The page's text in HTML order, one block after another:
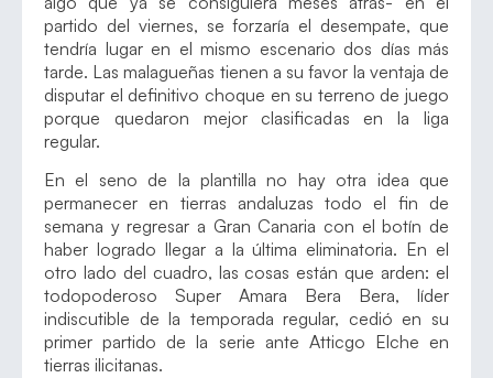
partido del viernes, se forzaría el desempate, que
tendría lugar en el mismo escenario dos días más
tarde. Las malagueñas tienen a su favor la ventaja de
disputar el definitivo choque en su terreno de juego
porque quedaron mejor clasificadas en la liga
regular.
En el seno de la plantilla no hay otra idea que
permanecer en tierras andaluzas todo el fin de
semana y regresar a Gran Canaria con el botín de
haber logrado llegar a la última eliminatoria. En el
otro lado del cuadro, las cosas están que arden: el
todopoderoso Super Amara Bera Bera, líder
indiscutible de la temporada regular, cedió en su
primer partido de la serie ante Atticgo Elche en
tierras ilicitanas.